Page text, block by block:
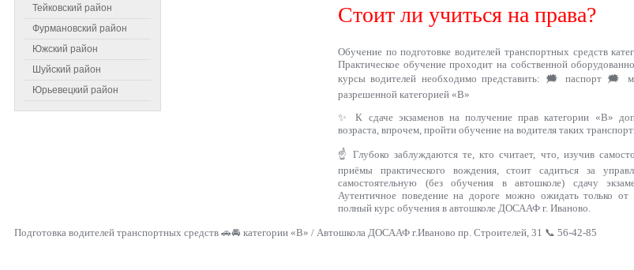
Тейковский район
Фурмановский район
Южский район
Шуйский район
Юрьевецкий район
Стоит ли учиться на права?
Обучение по подготовке водителей транспортных средств
Практическое обучение проходит на собственной
курсы водителей необходимо представить: 🗯 паспорт 🗯
разрешенной категорией «В»
✨ К сдаче экзаменов на получение прав категории «В»
возраста, впрочем, пройти обучение на водителя таких
☝ Глубоко заблуждаются те, кто считает, что, изучив
приёмы практического вождения, стоит садиться за
самостоятельную (без обучения в автошколе) сдачу
Аутентичное поведение на дороге можно ожидать только от
полный курс обучения в автошколе ДОСААФ г. Иваново.
Подготовка водителей транспортных средств 🚗🚘 категории «В» / Автошкола ДОСААФ г.Иваново пр. Строителей, 31 📞 56-42-85